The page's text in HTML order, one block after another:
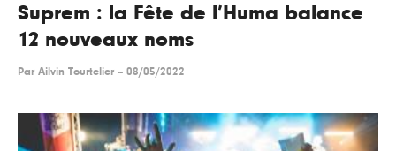
Suprem : la Fête de l’Huma balance
12 nouveaux noms
Par Ailvin Tourtelier -- 08/05/2022